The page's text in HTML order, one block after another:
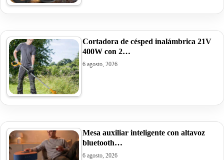
Cortadora de césped inalámbrica 21V
400W con 2…
6 agosto, 2026
Mesa auxiliar inteligente con altavoz
bluetooth…
6 agosto, 2026